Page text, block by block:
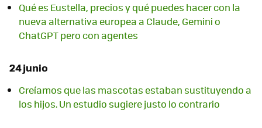
Qué es Eustella, precios y qué puedes hacer con la
nueva alternativa europea a Claude, Gemini o
ChatGPT pero con agentes
24 junio
Creíamos que las mascotas estaban sustituyendo a
los hijos. Un estudio sugiere justo lo contrario